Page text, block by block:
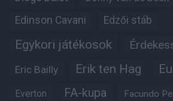
Edinson Cavani Edzői stáb
Egykori játékosok
Eric Bailly Erik ten Hag
Everton FA-kupa Facundo